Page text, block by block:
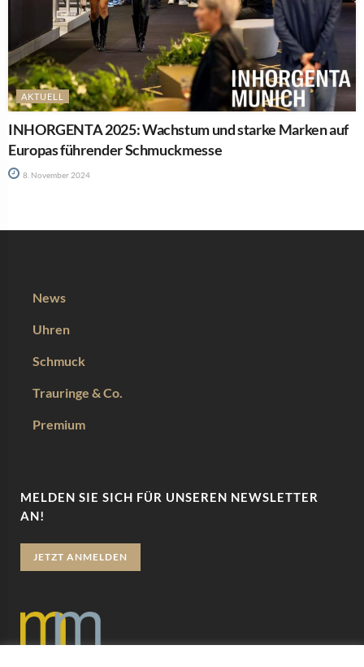
AKTUELL
INHORGENTA 2025: Wachstum und starke Marken auf
Europas führender Schmuckmesse
8. November 2024
News
Uhren
Schmuck
Trauringe & Co.
Premium
MELDEN SIE SICH FÜR UNSEREN NEWSLETTER
AN!
JETZT ANMELDEN